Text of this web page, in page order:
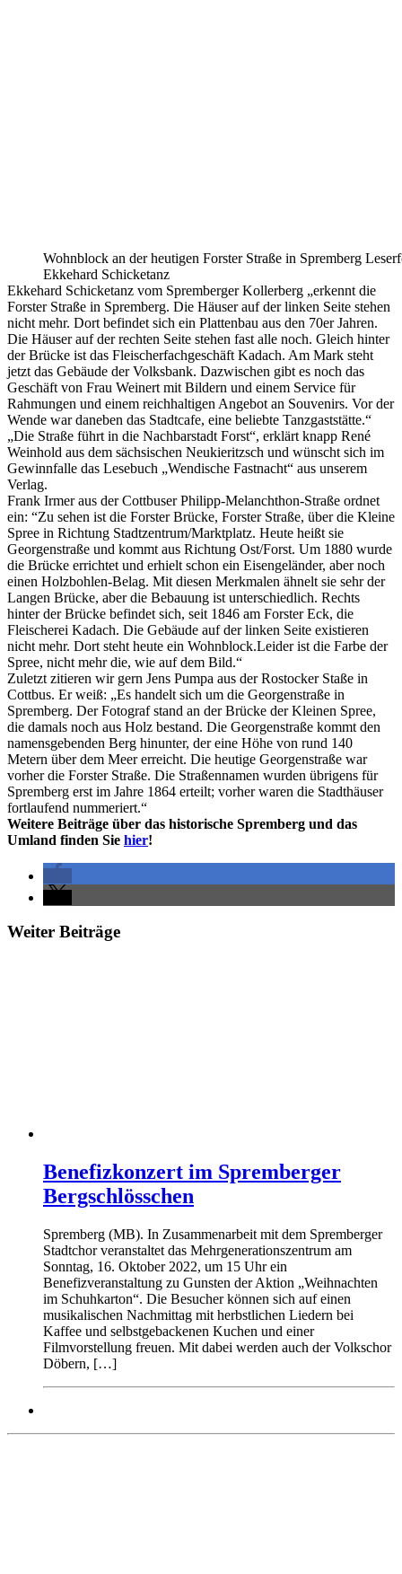
Wohnblock an der heutigen Forster Straße in Spremberg
Ekkehard Schicketanz
Ekkehard Schicketanz vom Spremberger Kollerberg „erkennt die
Forster Straße in Spremberg. Die Häuser auf der linken Seite stehen
nicht mehr. Dort befindet sich ein Plattenbau aus den 70er Jahren.
Die Häuser auf der rechten Seite stehen fast alle noch. Gleich hinter
der Brücke ist das Fleischerfachgeschäft Kadach. Am Mark steht
jetzt das Gebäude der Volksbank. Dazwischen gibt es noch das
Geschäft von Frau Weinert mit Bildern und einem Service für
Rahmungen und einem reichhaltigen Angebot an Souvenirs. Vor der
Wende war daneben das Stadtcafe, eine beliebte Tanzgaststätte.“
„Die Straße führt in die Nachbarstadt Forst“, erklärt knapp René
Weinhold aus dem sächsischen Neukieritzsch und wünscht sich im
Gewinnfalle das Lesebuch „Wendische Fastnacht“ aus unserem
Verlag.
Frank Irmer aus der Cottbuser Philipp-Melanchthon-Straße ordnet
ein: “Zu sehen ist die Forster Brücke, Forster Straße, über die Kleine
Spree in Richtung Stadtzentrum/Marktplatz. Heute heißt sie
Georgenstraße und kommt aus Richtung Ost/Forst. Um 1880 wurde
die Brücke errichtet und erhielt schon ein Eisengeländer, aber noch
einen Holzbohlen-Belag. Mit diesen Merkmalen ähnelt sie sehr der
Langen Brücke, aber die Bebauung ist unterschiedlich. Rechts
hinter der Brücke befindet sich, seit 1846 am Forster Eck, die
Fleischerei Kadach. Die Gebäude auf der linken Seite existieren
nicht mehr. Dort steht heute ein Wohnblock.Leider ist die Farbe der
Spree, nicht mehr die, wie auf dem Bild.“
Zuletzt zitieren wir gern Jens Pumpa aus der Rostocker Staße in
Cottbus. Er weiß: „Es handelt sich um die Georgenstraße in
Spremberg. Der Fotograf stand an der Brücke der Kleinen Spree,
die damals noch aus Holz bestand. Die Georgenstraße kommt den
namensgebenden Berg hinunter, der eine Höhe von rund 140
Metern über dem Meer erreicht. Die heutige Georgenstraße war
vorher die Forster Straße. Die Straßennamen wurden übrigens für
Spremberg erst im Jahre 1864 erteilt; vorher waren die Stadthäuser
fortlaufend nummeriert.“
Weitere Beiträge über das historische Spremberg und das
Umland finden Sie hier!
Weiter Beiträge
Benefizkonzert im Spremberger
Bergschlösschen
Spremberg (MB). In Zusammenarbeit mit dem Spremberger
Stadtchor veranstaltet das Mehrgenerationszentrum am
Sonntag, 16. Oktober 2022, um 15 Uhr ein
Benefizveranstaltung zu Gunsten der Aktion „Weihnachten
im Schuhkarton“. Die Besucher können sich auf einen
musikalischen Nachmittag mit herbstlichen Liedern bei
Kaffee und selbstgebackenen Kuchen und einer
Filmvorstellung freuen. Mit dabei werden auch der Volkschor
Döbern, […]